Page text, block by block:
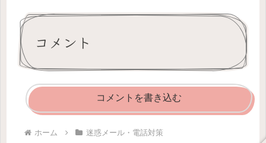
コメント
コメントを書き込む
ホーム 迷惑メール・電話対策